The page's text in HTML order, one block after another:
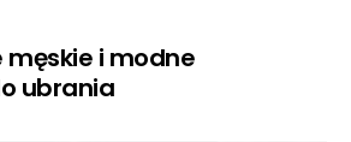
męskie i modne
ubrania